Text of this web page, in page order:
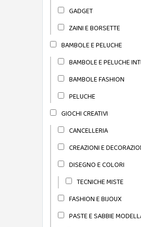
GADGET
ZAINI E BORSETTE
BAMBOLE E PELUCHE
BAMBOLE E PELUCHE
BAMBOLE FASHION
PELUCHE
GIOCHI CREATIVI
CANCELLERIA
CREAZIONI E
DISEGNO E COLORI
TECNICHE MISTE
FASHION E BIJOUX
PASTE E SABBIE